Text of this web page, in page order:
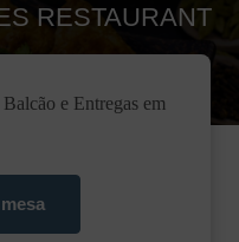
RESTAURANT
e Entregas em